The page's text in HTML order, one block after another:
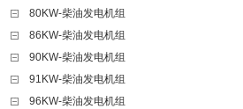
80KW-柴油发电机组
86KW-柴油发电机组
90KW-柴油发电机组
91KW-柴油发电机组
96KW-柴油发电机组